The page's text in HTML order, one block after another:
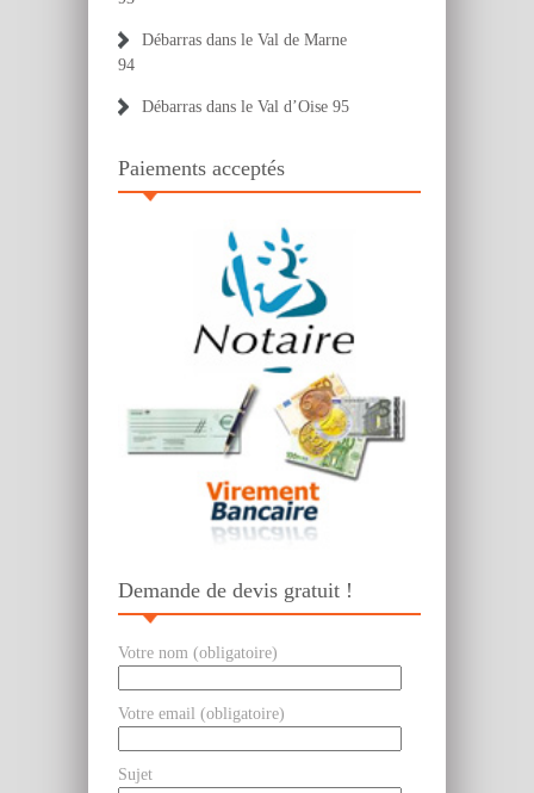
Débarras dans le Val de Marne
94
Débarras dans le Val d’Oise 95
Paiements acceptés
Demande de devis gratuit !
Votre nom (obligatoire)
Votre email (obligatoire)
Sujet